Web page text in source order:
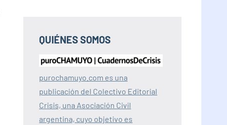
QUIÉNES SOMOS
purochamuyo.com es una
publicación del Colectivo Editorial
Crisis, una Asociación Civil
argentina, cuyo objetivo es